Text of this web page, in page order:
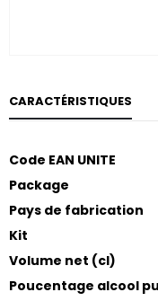
CARACTÉRISTIQUES
Plus
d’informations
Code EAN UNITE
Package
Pays de fabrication
Kit
Volume net (cl)
Poucentage alcool